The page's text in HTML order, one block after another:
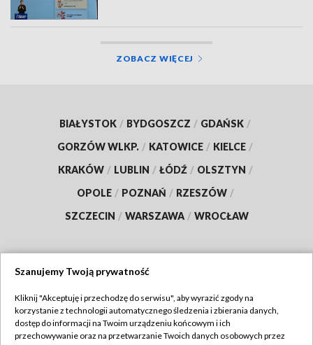
ZOBACZ WIĘCEJ
BIAŁYSTOK / BYDGOSZCZ / GDAŃSK /
GORZÓW WLKP. / KATOWICE / KIELCE /
KRAKÓW / LUBLIN / ŁÓDŹ / OLSZTYN /
OPOLE / POZNAŃ / RZESZÓW /
SZCZECIN / WARSZAWA / WROCŁAW
TVP
Abonament TVP
Regulamin TVP
Szanujemy Twoją prywatność
Kliknij "Akceptuję i przechodzę do serwisu", aby wyrazić zgody na
korzystanie z technologii automatycznego śledzenia i zbierania danych,
dostęp do informacji na Twoim urządzeniu końcowym i ich
przechowywanie oraz na przetwarzanie Twoich danych osobowych przez